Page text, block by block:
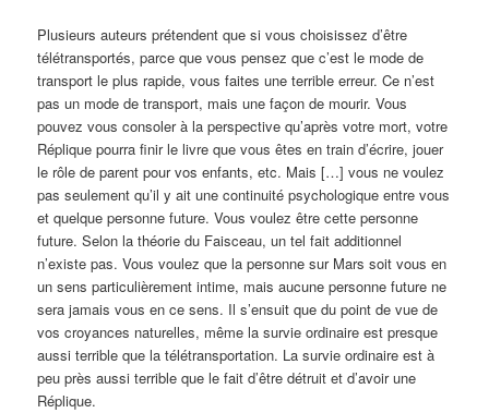
Plusieurs auteurs prétendent que si vous choisissez d’être
télétransportés, parce que vous pensez que c’est le mode de
transport le plus rapide, vous faites une terrible erreur. Ce n’est
pas un mode de transport, mais une façon de mourir. Vous
pouvez vous consoler à la perspective qu’après votre mort, votre
Réplique pourra finir le livre que vous êtes en train d’écrire, jouer
le rôle de parent pour vos enfants, etc. Mais […] vous ne voulez
pas seulement qu’il y ait une continuité psychologique entre vous
et quelque personne future. Vous voulez être cette personne
future. Selon la théorie du Faisceau, un tel fait additionnel
n’existe pas. Vous voulez que la personne sur Mars soit vous en
un sens particulièrement intime, mais aucune personne future ne
sera jamais vous en ce sens. Il s’ensuit que du point de vue de
vos croyances naturelles, même la survie ordinaire est presque
aussi terrible que la télétransportation. La survie ordinaire est à
peu près aussi terrible que le fait d’être détruit et d’avoir une
Réplique.